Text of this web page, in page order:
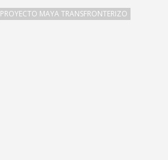
PROYECTO MAYA TRANSFRONTERIZO